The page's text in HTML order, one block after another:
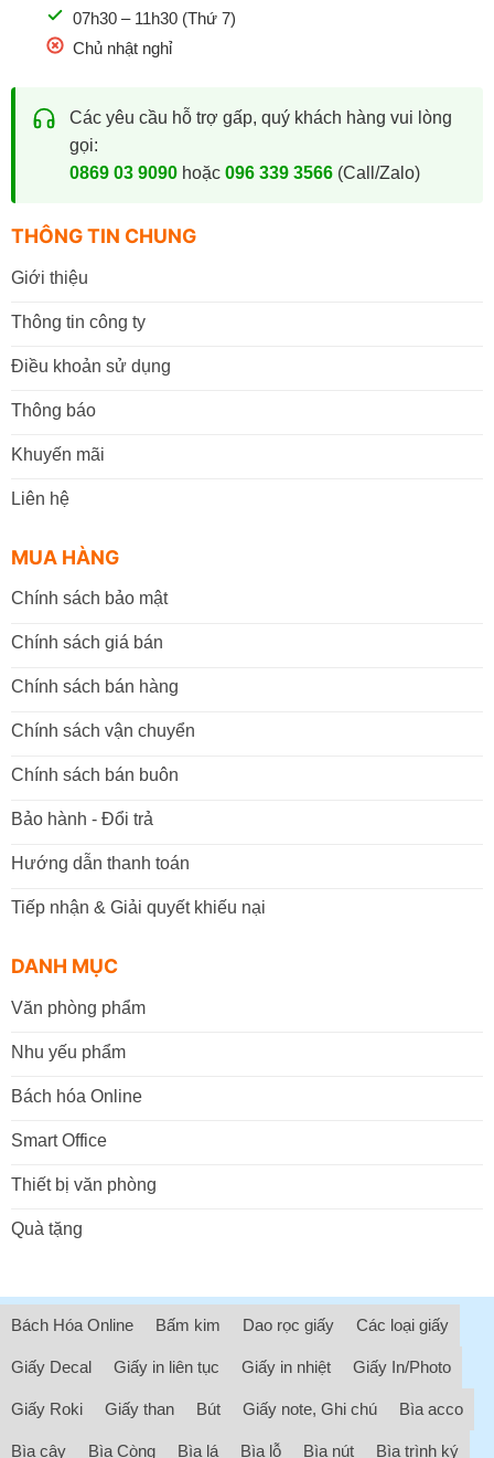
07h30 – 11h30 (Thứ 7)
Chủ nhật nghỉ
Các yêu cầu hỗ trợ gấp, quý khách hàng vui lòng
gọi:
0869 03 9090hoặc 096 339 3566(Call/Zalo)
THÔNG TIN CHUNG
Giới thiệu
Thông tin công ty
Điều khoản sử dụng
Thông báo
Khuyến mãi
Liên hệ
MUA HÀNG
Chính sách bảo mật
Chính sách giá bán
Chính sách bán hàng
Chính sách vận chuyển
Chính sách bán buôn
Bảo hành - Đổi trả
Hướng dẫn thanh toán
Tiếp nhận & Giải quyết khiếu nại
DANH MỤC
Văn phòng phẩm
Nhu yếu phẩm
Bách hóa Online
Smart Office
Thiết bị văn phòng
Quà tặng
Bách Hóa Online Bấm kim Dao rọc giấy Các loại giấy
Giấy Decal Giấy in liên tục Giấy in nhiệt Giấy In/Photo
Giấy Roki Giấy than Bút Giấy note, Ghi chú Bìa acco
Bìa cây Bìa Còng Bìa lá Bìa lỗ Bìa nút Bìa trình ký